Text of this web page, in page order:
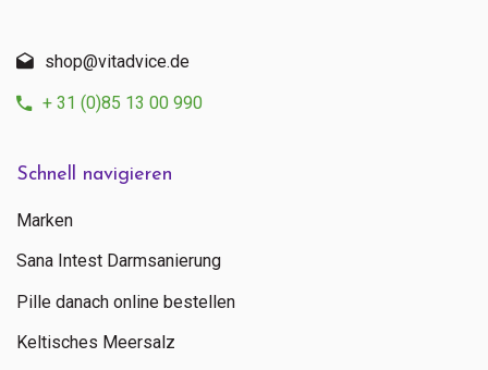
Schnell navigieren
Marken
Sana Intest Darmsanierung
Pille danach online bestellen
Keltisches Meersalz
shop@vitadvice.de
+ 31 (0)85 13 00 990